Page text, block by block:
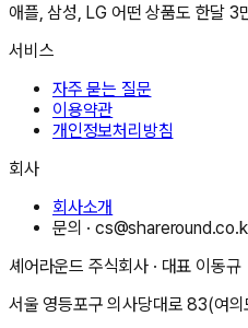
애플, 삼성, LG 어떤 상품도 한달 3
서비스
자주 묻는 질문
이용약관
개인정보처리방침
회사
회사소개
문의 ·
셰어라운드 주식회사 · 대표 이동규
서울 영등포구 의사당대로 83(여